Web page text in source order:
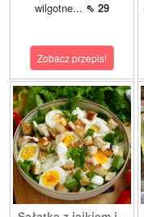
wilgotne... ⇖ 29
Zobacz przepis!